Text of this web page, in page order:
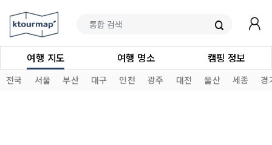
여행 지도 여행 명소 캠핑 정보
전국 서울 부산 대구 인천 광주 대전 울산 세종 경